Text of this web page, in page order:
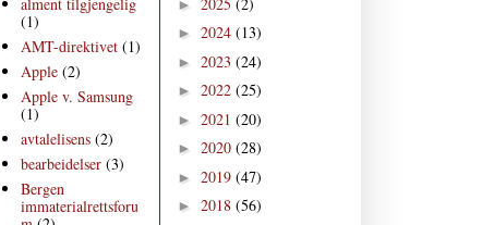
(1)
AMT-direktivet (1)
Apple (2)
Apple v. Samsung
(1)
avtalelisens (2)
bearbeidelser (3)
Bergen
immaterialrettsforu
►
► 2024 (13)
► 2023 (24)
► 2022 (25)
► 2021 (20)
► 2020 (28)
► 2019 (47)
► 2018 (56)